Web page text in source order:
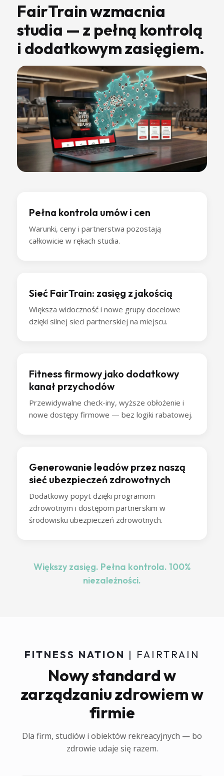
FairTrain wzmacnia
studia — z pełną kontrolą
i dodatkowym zasięgiem.
Pełna kontrola umów i cen
Warunki, ceny i partnerstwa pozostają
całkowicie w rękach studia.
Sieć FairTrain: zasięg z jakością
Większa widoczność i nowe grupy docelowe
dzięki silnej sieci partnerskiej na miejscu.
Fitness firmowy jako dodatkowy
kanał przychodów
Przewidywalne check-iny, wyższe obłożenie i
nowe dostępy firmowe — bez logiki rabatowej.
Generowanie leadów przez naszą
sieć ubezpieczeń zdrowotnych
Dodatkowy popyt dzięki programom
zdrowotnym i dostępom partnerskim w
środowisku ubezpieczeń zdrowotnych.
Większy zasięg. Pełna kontrola. 100%
niezależności.
FITNESS NATION | FAIRTRAIN
Nowy standard w
zarządzaniu zdrowiem w
firmie
Dla firm, studiów i obiektów rekreacyjnych — bo
zdrowie udaje się razem.